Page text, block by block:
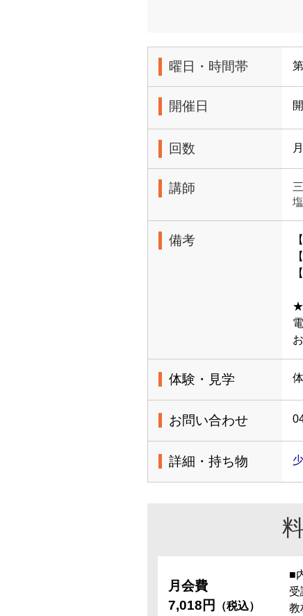
曜日・時間帯
開催日
回数
講師
備考
★
体験・見学
お問い合わせ
詳細・持ち物
月会費
7,018円
（税込）
■
受
教